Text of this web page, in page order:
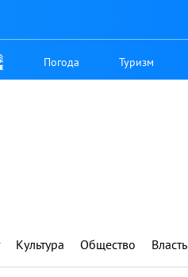
Погода Туризм
Культура Общество Власть